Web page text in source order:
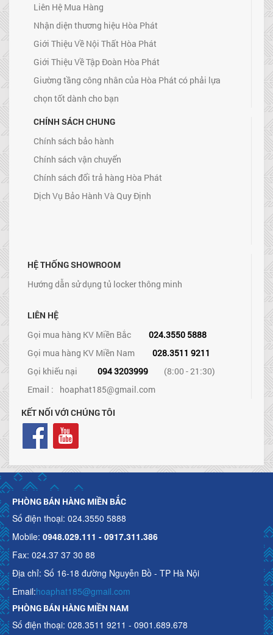
Liên Hệ Mua Hàng
Nhận diện thương hiệu Hòa Phát
Giới Thiệu Về Nội Thất Hòa Phát
Giới Thiệu Về Tập Đoàn Hòa Phát
Giường tầng công nhân của Hòa Phát có phải lựa
chọn tốt dành cho bạn
CHÍNH SÁCH CHUNG
Chính sách bảo hành
Chính sách vận chuyển
Chính sách đổi trả hàng Hòa Phát
Dịch Vụ Bảo Hành Và Quy Định
HỆ THỐNG SHOWROOM
Hướng dẫn sử dụng tủ locker thông minh
LIÊN HỆ
Gọi mua hàng KV Miền Bắc
024.3550 5888
Gọi mua hàng KV Miền Nam
028.3511 9211
Gọi khiếu nại
094 3203999
(8:00 - 21:30)
Email : hoaphat185@gmail.com
KẾT NỐI VỚI CHÚNG TÔI
PHÒNG BÁN HÀNG MIỀN BẮC
Số điện thoại: 024.3550 5888
Mobile: 0948.029.111 - 0917.311.386
Fax: 024.37 37 30 88
Địa chỉ: Số 16-18 đường Nguyễn Bồ - TP Hà Nội
Email:hoaphat185@gmail.com
PHÒNG BÁN HÀNG MIỀN NAM
Số điện thoại: 028.3511 9211 - 0901.689.678